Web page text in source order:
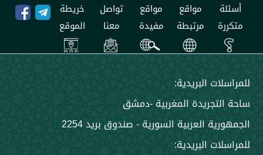
مواقع
مرتبطة
مواقع
مفيدة
تواصل
معنا
خريطة
الموقع
البريدية:
المغربية -دمشق
العربية السورية - صندوق بريد 2254
البريدية: